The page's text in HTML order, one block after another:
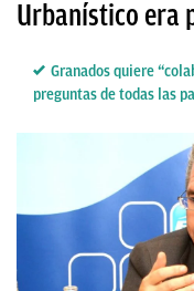
Urbanístico era
Granados quiere
preguntas de todas las